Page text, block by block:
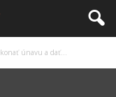
únavu a dať...